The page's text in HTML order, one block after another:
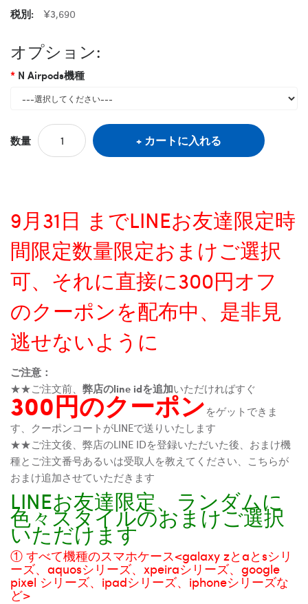
税別:
¥3,690
オプション:
N Airpods機種
数量 カートに入れる
9月31日 までLINEお友達限定時
間限定数量限定おまけご選択
可、それに直接に300円オフ
のクーポンを配布中、是非見
逃せないように
ご注意：
★★ご注文前、 弊店のline idを追加いただければすぐ
300円のクーポンをゲットできま
す、クーポンコートがLINEで送りいたします
★★ご注文後、弊店のLINE IDを登録いただいた後、おまけ機
種とご注文番号あるいは受取人を教えてください、こちらが
おまけ追加させていただきます
LINEお友達限定、ランダムに
色々スタイルのおまけご選択
いただけます
① すべて機種のスマホケース<galaxy zとaとsシリ
ーズ、aquosシリーズ、xpeiraシリーズ、google
pixel シリーズ、ipadシリーズ、iphoneシリーズな
ど>